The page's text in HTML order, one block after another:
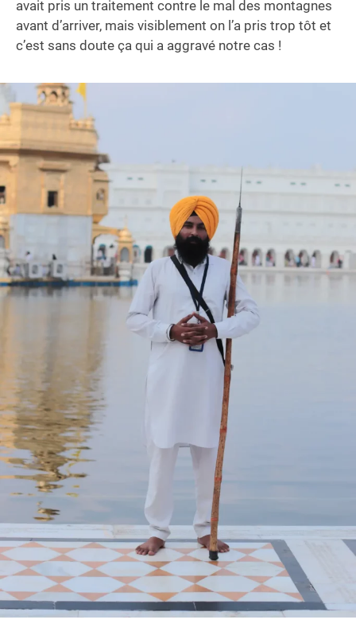
avait pris un traitement contre le mal des montagnes
avant d’arriver, mais visiblement on l’a pris trop tôt et
c’est sans doute ça qui a aggravé notre cas !